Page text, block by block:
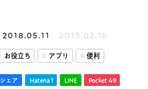
2018.05.11 2015.02.18
お役立ち アプリ 便利
シェア Hatena1 LINE Pocket 49